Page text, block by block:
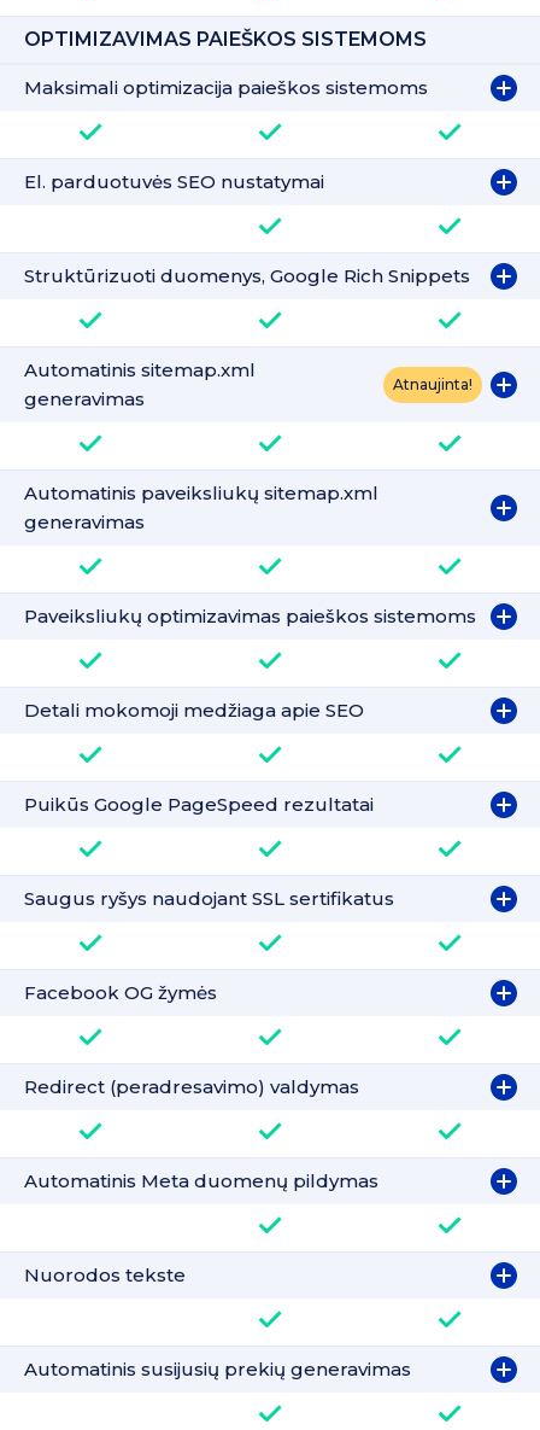
OPTIMIZAVIMAS PAIEŠKOS SISTEMOMS
Maksimali optimizacija paieškos sistemoms
El. parduotuvės SEO nustatymai
Struktūrizuoti duomenys, Google Rich Snippets
Automatinis sitemap.xml
generavimas
Atnaujinta!
Automatinis paveiksliukų sitemap.xml
generavimas
Paveiksliukų optimizavimas paieškos sistemoms
Detali mokomoji medžiaga apie SEO
Puikūs Google PageSpeed rezultatai
Saugus ryšys naudojant SSL sertifikatus
Facebook OG žymės
Redirect (peradresavimo) valdymas
Automatinis Meta duomenų pildymas
Nuorodos tekste
Automatinis susijusių prekių generavimas